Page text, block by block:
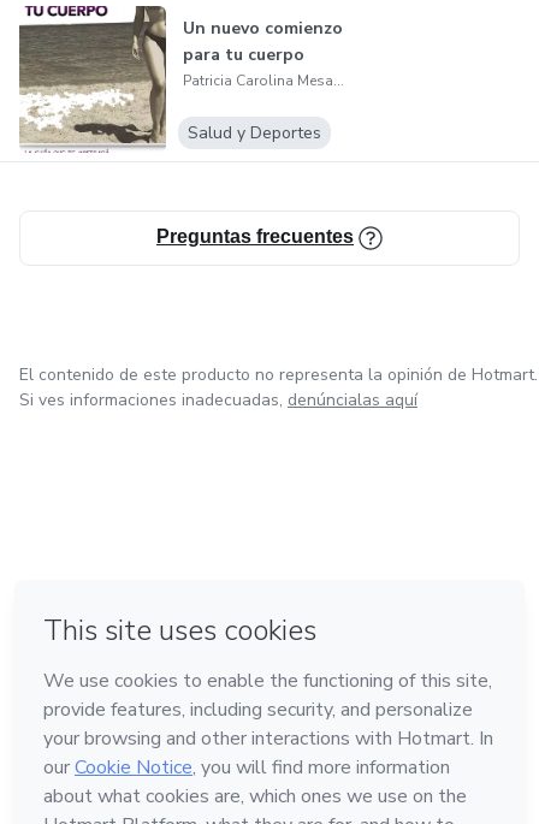
Un nuevo comienzo
para tu cuerpo
Patricia Carolina Mesa Quintero
Salud y Deportes
Preguntas frecuentes
El contenido de este producto no representa la opinión de Hotmart.
Si ves informaciones inadecuadas, denúncialas aquí
Hecho con❤ en Ciudad de México
Conoce Hotmart